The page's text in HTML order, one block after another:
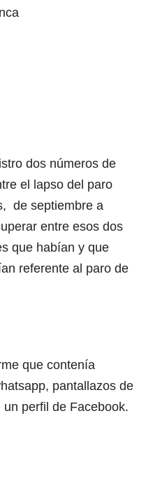
dos números de
el lapso del paro
de septiembre a
entre esos dos
que habían y que
referente al paro de
que contenía
pantallazos de
perfil de Facebook.